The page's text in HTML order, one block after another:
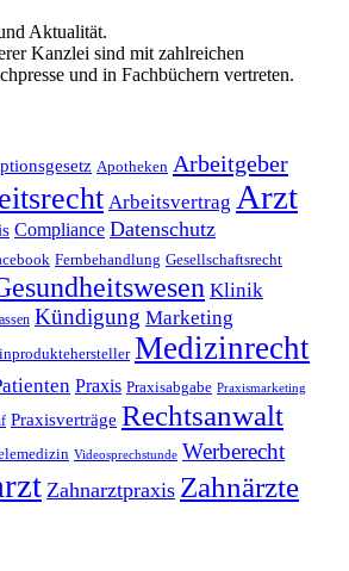
Aktualität.
Kanzlei sind mit zahlreichen
und in Fachbüchern vertreten.
Apotheken Arbeitgeber
Arbeitsvertrag Arzt
Compliance Datenschutz
Fernbehandlung Gesellschaftsrecht
Klinik
Kündigung Marketing
Medizinrecht
Praxis Praxisabgabe Praxismarketing
Praxisverträge Rechtsanwalt
Videosprechstunde Werberecht
Zahnarztpraxis Zahnärzte